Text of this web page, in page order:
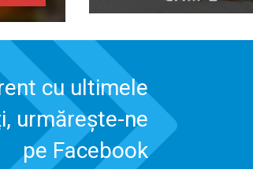
cu ultimele
urmărește-ne
pe Facebook